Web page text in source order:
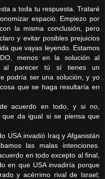
a toda tu respuesta. Trataré
espacio. Empiezo por
la misma conclusión, pero
y evitar posibles prejuicios
que vayas leyendo. Estamos
menos en la solución al
al parecer tú sí tienes un
podría ser una solución, y yo
que se haga resultaría en
acuerdo en todo, y si no,
da igual si se piensa que
USA invadió Iraq y Afganistán
las malas intenciones.
en todo excepto al final,
en que USA invadiría porque
y acérrimo rival de Israel;